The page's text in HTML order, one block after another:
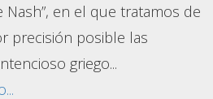
en el que tratamos de
precisión posible las
griego...